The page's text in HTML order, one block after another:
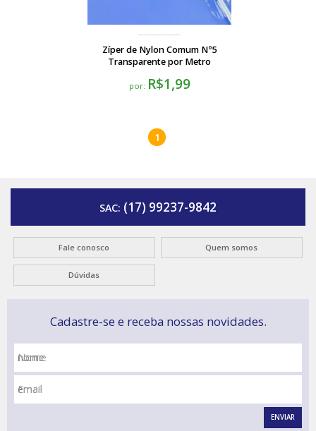
Zíper de Nylon Comum Nº5
Transparente por Metro
por: R$1,99
1
SAC: (17) 99237-9842
Fale conosco Quem somos
Dúvidas
Cadastre-se e receba nossas novidades.
Nome
Email
ENVIAR